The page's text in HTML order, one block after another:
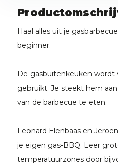
Haal alles uit je
beginner.
De gasbuitenkeuken wordt
gebruikt. Je steekt hem
van de barbecue te eten.
Leonard Elenbaas en
je eigen gas-BBQ. Leer
temperatuurzones door